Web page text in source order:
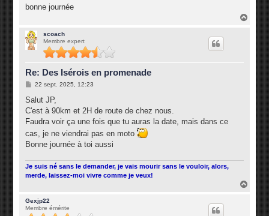
bonne journée
scoach
Membre expert
Re: Des Isérois en promenade
M
s
a
g
22 sept. 2025, 12:23
Salut JP,
C'est à 90km et 2H de route de chez nous.
Faudra voir ça une fois que tu auras la date, mais dans ce
cas, je ne viendrai pas en moto
Bonne journée à toi aussi
Je suis né sans le demander, je vais mourir sans le vouloir, alors,
merde, laissez-moi vivre comme je veux!
Gexjp22
Membre émérite